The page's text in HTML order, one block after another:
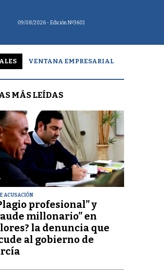
09/08/2026 - Edición Nº3601
VENTANA EMPRESARIAL
MÁS LEÍDAS
ACUSACIÓN
profesional” y
millonario” en
la denuncia que
al gobierno de